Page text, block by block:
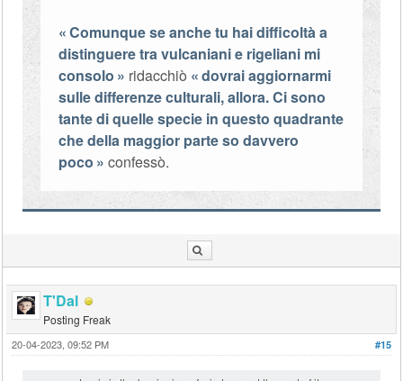
Comunque se anche tu hai difficoltà a
distinguere tra vulcaniani e rigeliani mi
consolo
ridacchiò
dovrai aggiornarmi
sulle differenze culturali, allora. Ci sono
tante di quelle specie in questo quadrante
che della maggior parte so davvero
poco
confessò.
T'Dal
Posting Freak
#15
20-04-2023, 09:52 PM